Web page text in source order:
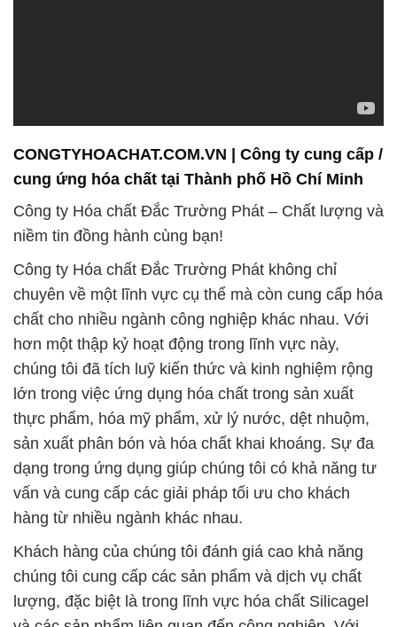
chất cho nhiều ngành công nghiệp khác nhau. Với
hơn một thập kỷ hoạt động trong lĩnh vực này,
chúng tôi đã tích luỹ kiến thức và kinh nghiệm rộng
lớn trong việc ứng dụng hóa chất trong sản xuất
thực phẩm, hóa mỹ phẩm, xử lý nước, dệt nhuộm,
sản xuất phân bón và hóa chất khai khoáng. Sự đa
vấn và cung cấp các giải pháp tối ưu cho khách
hàng từ nhiều ngành khác nhau.
Khách hàng của chúng tôi đánh giá cao khả năng
chúng tôi cung cấp các sản phẩm và dịch vụ chất
lượng, đặc biệt là trong lĩnh vực hóa chất Silicagel
và các sản phẩm liên quan đến công nghiệp. Với
cam kết không ngừng nâng cao chất lượng sản
phẩm và dịch vụ, chúng tôi đã thiết lập một danh
tiếng vững chắc trong ngành.
Hãy để Công ty Hóa chất Đắc Trường Phát là đối
tác đáng tin cậy của bạn trong việc cung cấp hóa
chất và các sản phẩm liên quan. Chúng tôi cam kết
đem lại giá trị thực sự thông qua sản phẩm chất
lượng và dịch vụ tận tâm. Đối với chúng tôi, niềm tin